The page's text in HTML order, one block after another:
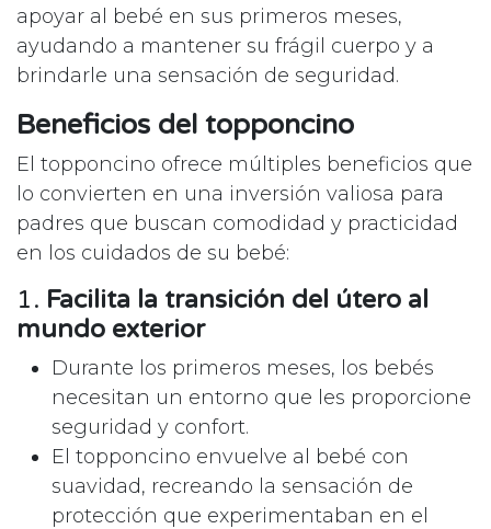
apoyar al bebé en sus primeros meses,
ayudando a mantener su frágil cuerpo y a
brindarle una sensación de seguridad.
Beneficios del topponcino
El topponcino ofrece múltiples beneficios que
lo convierten en una inversión valiosa para
padres que buscan comodidad y practicidad
en los cuidados de su bebé:
1. Facilita la transición del útero al
mundo exterior
Durante los primeros meses, los bebés
necesitan un entorno que les proporcione
seguridad y confort.
El topponcino envuelve al bebé con
suavidad, recreando la sensación de
protección que experimentaban en el